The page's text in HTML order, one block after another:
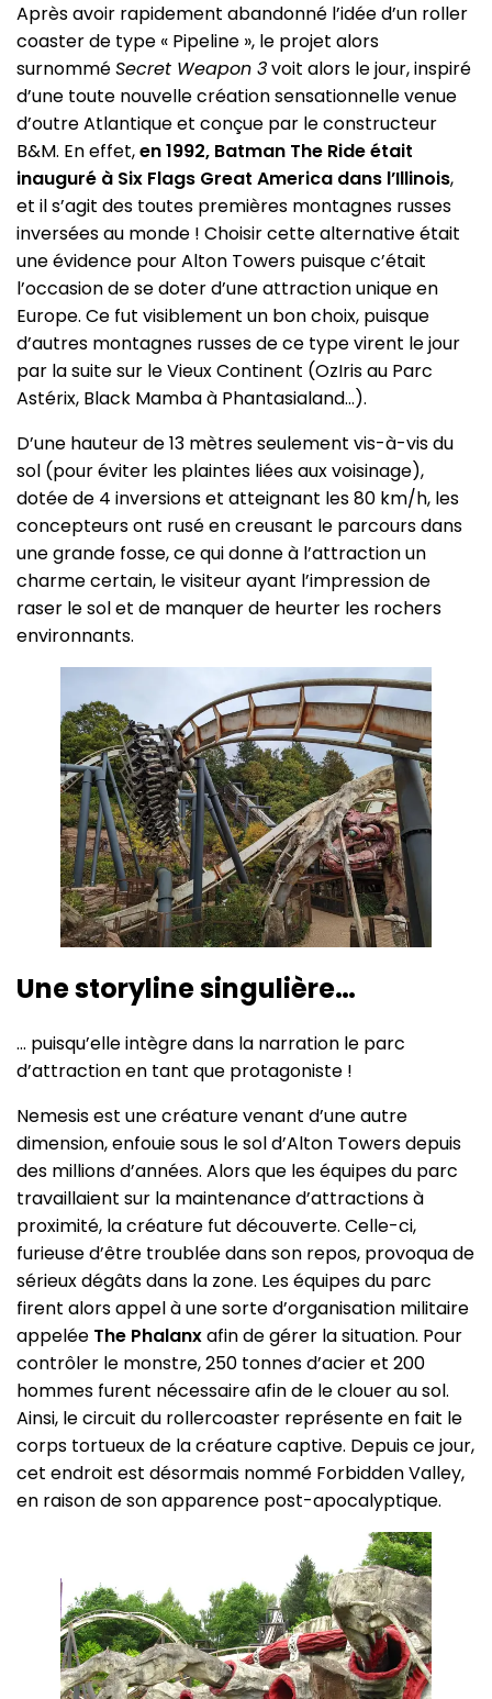
Après avoir rapidement abandonné l’idée d’un roller
coaster de type « Pipeline », le projet alors
surnomméSecret Weapon 3voit alors le jour, inspiré
d’une toute nouvelle création sensationnelle venue
d’outre Atlantique et conçue par le constructeur
B&M. En effet,en 1992, Batman The Ride était
inauguré à Six Flags Great America dans l’Illinois,
et il s’agit des toutes premières montagnes russes
inversées au monde ! Choisir cette alternative était
une évidence pour Alton Towers puisque c’était
l’occasion de se doter d’une attraction unique en
Europe. Ce fut visiblement un bon choix, puisque
d’autres montagnes russes de ce type virent le jour
par la suite sur le Vieux Continent (OzIris au Parc
Astérix, Black Mamba à Phantasialand…).
D’une hauteur de 13 mètres seulement vis-à-vis du
sol (pour éviter les plaintes liées aux voisinage),
dotée de 4 inversions et atteignant les 80 km/h, les
concepteurs ont rusé en creusant le parcours dans
une grande fosse, ce qui donne à l’attraction un
charme certain, le visiteur ayant l’impression de
raser le sol et de manquer de heurter les rochers
environnants.
Une storyline singulière…
… puisqu’elle intègre dans la narration le parc
d’attraction en tant que protagoniste !
Nemesis est une créature venant d’une autre
dimension, enfouie sous le sol d’Alton Towers depuis
des millions d’années. Alors que les équipes du parc
travaillaient sur la maintenance d’attractions à
proximité, la créature fut découverte. Celle-ci,
furieuse d’être troublée dans son repos, provoqua de
sérieux dégâts dans la zone. Les équipes du parc
firent alors appel à une sorte d’organisation militaire
appelée The Phalanxafin de gérer la situation. Pour
contrôler le monstre, 250 tonnes d’acier et 200
hommes furent nécessaire afin de le clouer au sol.
Ainsi, le circuit du rollercoaster représente en fait le
corps tortueux de la créature captive. Depuis ce jour,
cet endroit est désormais nommé Forbidden Valley,
en raison de son apparence post-apocalyptique.